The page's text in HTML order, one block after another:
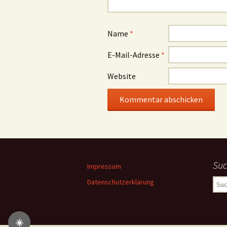
☀️
Name *
E-Mail-Adresse *
Website
Impressum
Datenschutzerklärung
u
e